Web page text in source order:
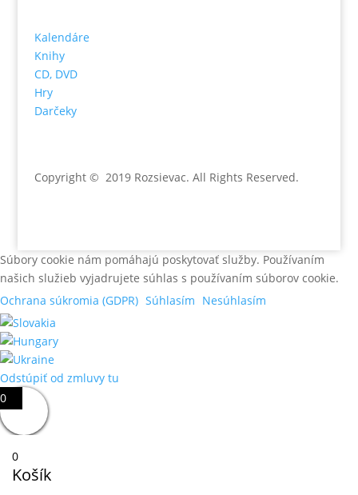
Kalendáre
Knihy
CD, DVD
Hry
Darčeky
Copyright © 2019 Rozsievac. All Rights Reserved.
Súbory cookie nám pomáhajú poskytovať služby. Používaním
našich služieb vyjadrujete súhlas s používaním súborov cookie.
Ochrana súkromia (GDPR) Súhlasím Nesúhlasím
Odstúpiť od zmluvy tu
0
0
Košík